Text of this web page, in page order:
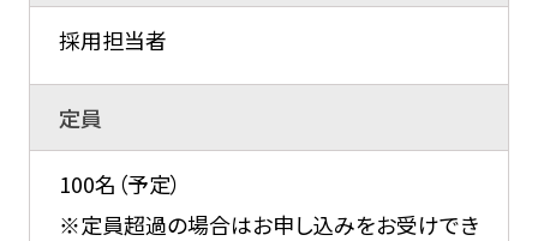
採用担当者
定員
100名（予定）
※定員超過の場合はお申し込みをお受けでき